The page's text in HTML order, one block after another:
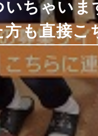
いちゃいま
方も直接こ